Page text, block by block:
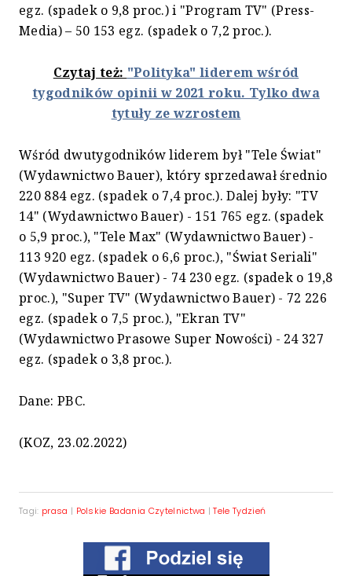
egz. (spadek o 9,8 proc.) i "Program TV" (Press-
Media) – 50 153 egz. (spadek o 7,2 proc.).
Czytaj też: "Polityka" liderem wśród
tygodników opinii w 2021 roku. Tylko dwa
tytuły ze wzrostem
Wśród dwutygodników liderem był "Tele Świat"
(Wydawnictwo Bauer), który sprzedawał średnio
220 884 egz. (spadek o 7,4 proc.). Dalej były: "TV
14" (Wydawnictwo Bauer) - 151 765 egz. (spadek
o 5,9 proc.), "Tele Max" (Wydawnictwo Bauer) -
113 920 egz. (spadek o 6,6 proc.), "Świat Seriali"
(Wydawnictwo Bauer) - 74 230 egz. (spadek o 19,8
proc.), "Super TV" (Wydawnictwo Bauer) - 72 226
egz. (spadek o 7,5 proc.), "Ekran TV"
(Wydawnictwo Prasowe Super Nowości) - 24 327
egz. (spadek o 3,8 proc.).
Dane: PBC.
(KOZ, 23.02.2022)
Tagi: prasa | Polskie Badania Czytelnictwa |Tele Tydzień